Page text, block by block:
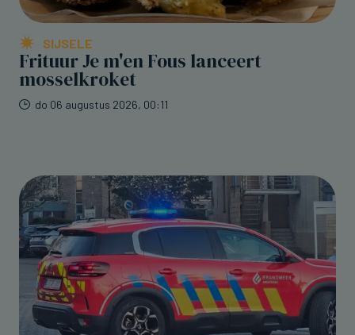
SIJSELE
Frituur Je m'en Fous lanceert
mosselkroket
do 06 augustus 2026, 00:11